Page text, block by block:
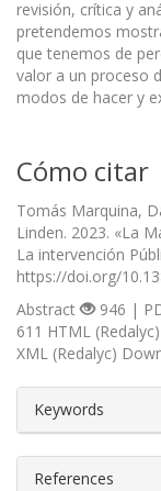
revisión, crítica y
pretendemos
que tenemos de
valor a un proceso
modos de hacer y
Cómo citar
Tomás Marquina,
Linden. 2023. «La
La intervención
https://doi.org/
Abstract
946 |
611 HTML
XML (Redalyc)
Keywords
References